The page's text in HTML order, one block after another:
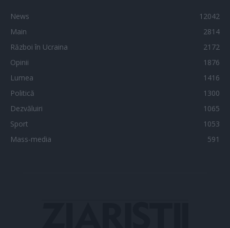
News
12042
Main
2814
Război în Ucraina
2172
Opinii
1876
Lumea
1416
Politică
1300
Dezvăluiri
1065
Sport
1053
Mass-media
591